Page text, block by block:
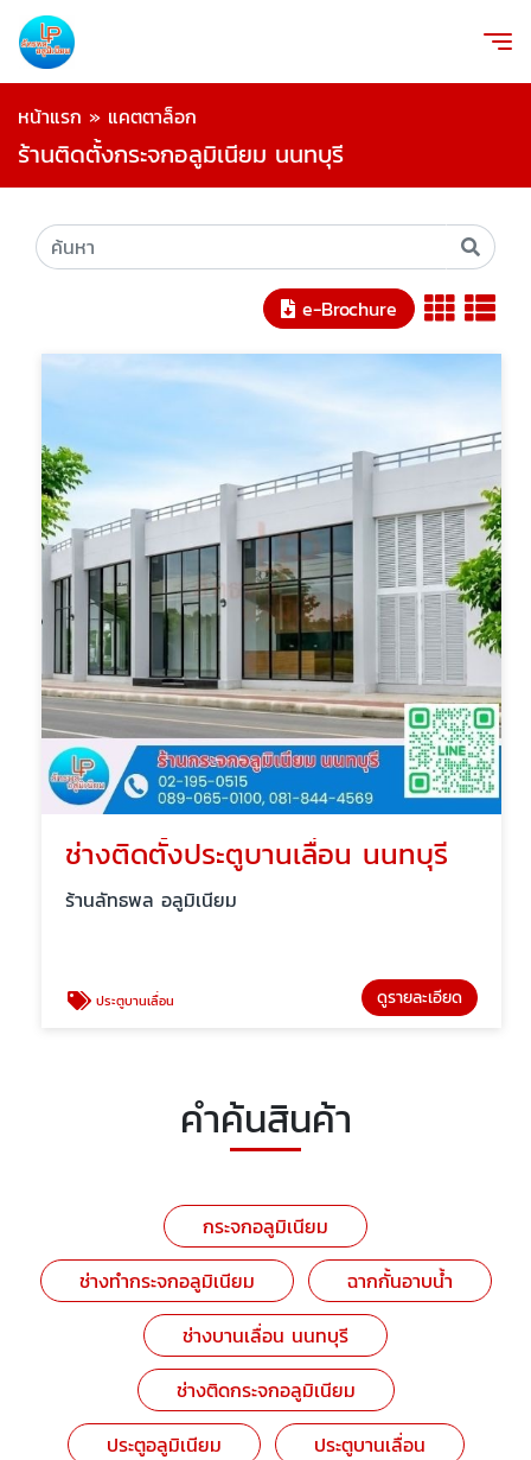
หน้าแรก » แคตตาล็อก
ร้านติดตั้งกระจกอลูมิเนียม นนทบุรี
e-Brochure
ช่างติดตั้งประตูบานเลื่อน นนทบุรี
ร้านลัทธพล อลูมิเนียม
ประตูบานเลื่อน ดูรายละเอียด
คำค้นสินค้า
กระจกอลูมิเนียม
ช่างทำกระจกอลูมิเนียม
ฉากกั้นอาบน้ำ
ช่างบานเลื่อน นนทบุรี
ช่างติดกระจกอลูมิเนียม
ประตูอลูมิเนียม
ประตูบานเลื่อน